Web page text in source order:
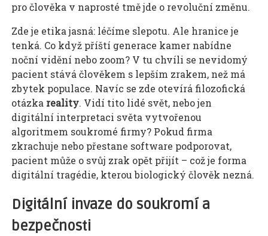
pro člověka v naprosté tmě jde o revoluční změnu.
Zde je etika jasná: léčíme slepotu. Ale hranice je
tenká. Co když příští generace kamer nabídne
noční vidění nebo zoom? V tu chvíli se nevidomý
pacient stává člověkem s lepším zrakem, než má
zbytek populace. Navíc se zde otevírá filozofická
otázka reality. Vidí tito lidé svět, nebo jen
digitální interpretaci světa vytvořenou
algoritmem soukromé firmy? Pokud firma
zkrachuje nebo přestane software podporovat,
pacient může o svůj zrak opět přijít – což je forma
digitální tragédie, kterou biologický člověk nezná.
Digitální invaze do soukromí a
bezpečnosti